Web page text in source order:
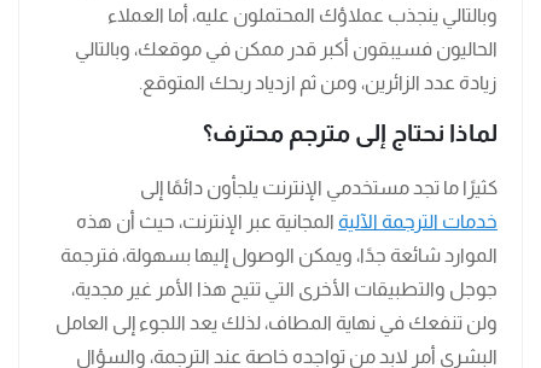
وبالتالي ينجذب عملاؤك المحتملون عليه، أما العملاء
الحاليون فسيبقون أكبر قدر ممكن في موقعك، وبالتالي
زيادة عدد الزائرين، ومن ثم ازدياد ربحك المتوقع.
لماذا نحتاج إلى مترجم محترف؟
كثيرًا ما تجد مستخدمي الإنترنت يلجأون دائمًا إلى
خدمات الترجمة الآلية المجانية عبر الإنترنت، حيث أن هذه
الموارد شائعة جدًا، ويمكن الوصول إليها بسهولة، فترجمة
جوجل والتطبيقات الأخرى التي تتيح هذا الأمر غير مجدية،
ولن تنفعك في نهاية المطاف، لذلك يعد اللجوء إلى العامل
البشري أمر لابد من تواجده خاصة عند الترجمة، والسؤال